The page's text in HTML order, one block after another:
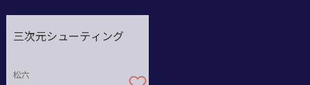
三次元シューティング
松六